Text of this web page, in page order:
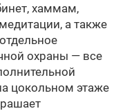
хаммам,
а также
охраны — все
цокольном этаже